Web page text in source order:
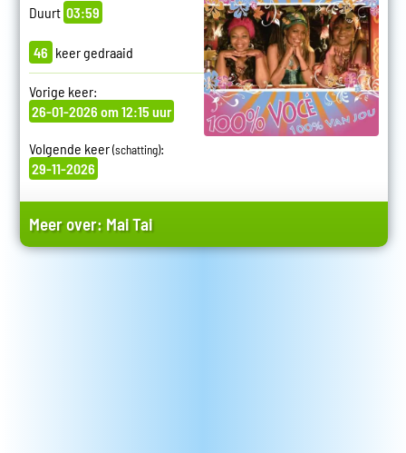
Duurt 03:59
46 keer gedraaid
Vorige keer:
26-01-2026 om 12:15 uur
Volgende keer(schatting):
29-11-2026
Meer over: Mai Tai